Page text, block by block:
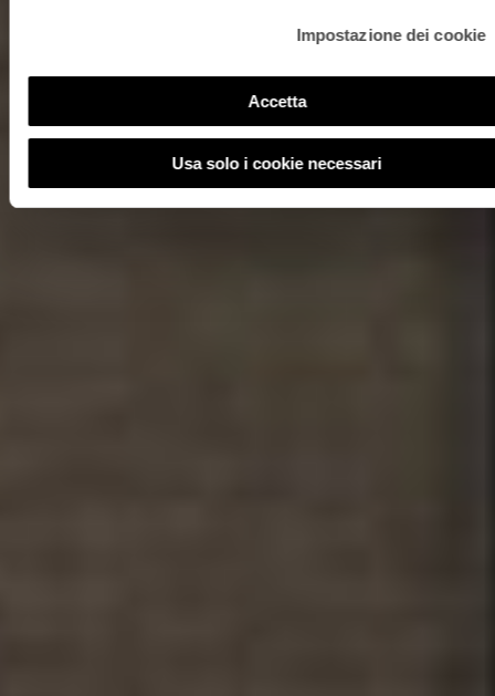
Impostazione dei cookie
Accetta
Usa solo i cookie necessari